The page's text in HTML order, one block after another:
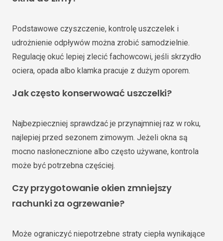
Podstawowe czyszczenie, kontrolę uszczelek i
udrożnienie odpływów można zrobić samodzielnie.
Regulację okuć lepiej zlecić fachowcowi, jeśli skrzydło
ociera, opada albo klamka pracuje z dużym oporem.
Jak często konserwować uszczelki?
Najbezpieczniej sprawdzać je przynajmniej raz w roku,
najlepiej przed sezonem zimowym. Jeżeli okna są
mocno nasłonecznione albo często używane, kontrola
może być potrzebna częściej.
Czy przygotowanie okien zmniejszy
rachunki za ogrzewanie?
Może ograniczyć niepotrzebne straty ciepła wynikające